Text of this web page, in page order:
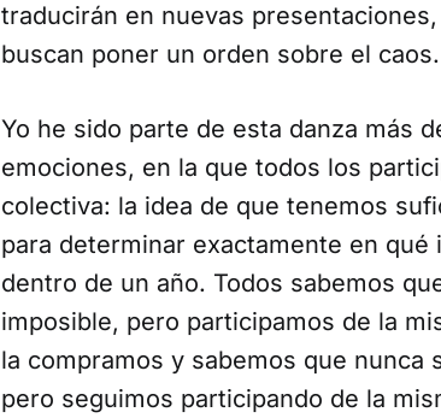
traducirán en nuevas
buscan poner un orden sobre el caos.
Yo he sido parte de esta danza más
emociones, en la que todos los
colectiva: la idea de que tenemos
para determinar exactamente en
dentro de un año. Todos sabemos
imposible, pero participamos de la
la compramos y sabemos que nunca
pero seguimos participando de la